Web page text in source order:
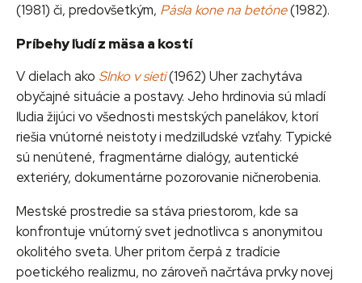
(1981) či, predovšetkým, Pásla kone na betóne(1982).
Príbehy ľudí z mäsa a kostí
V dielach ako Slnko v sieti(1962) Uher zachytáva
obyčajné situácie a postavy. Jeho hrdinovia sú mladí
ľudia žijúci vo všednosti mestských panelákov, ktorí
riešia vnútorné neistoty i medziľudské vzťahy. Typické
sú nenútené, fragmentárne dialógy, autentické
exteriéry, dokumentárne pozorovanie ničnerobenia.
Mestské prostredie sa stáva priestorom, kde sa
konfrontuje vnútorný svet jednotlivca s anonymitou
okolitého sveta. Uher pritom čerpá z tradície
poetického realizmu, no zároveň načrtáva prvky novej